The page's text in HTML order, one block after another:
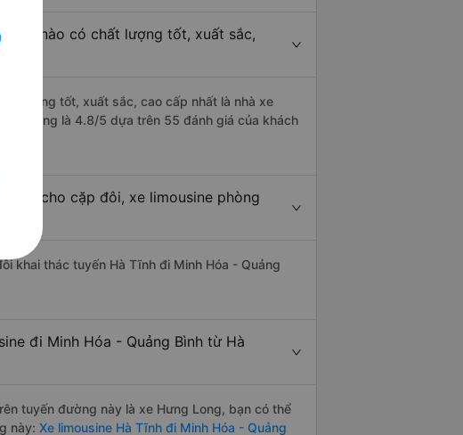
Tĩnh nào có chất lượng tốt, xuất sắc,
lượng tốt, xuất sắc, cao cấp nhất là nhà xe
lượng là 4.8/5 dựa trên 55 đánh giá của khách
cho cặp đôi, xe limousine phòng
khai thác tuyến Hà Tĩnh đi Minh Hóa - Quảng
đi Minh Hóa - Quảng Bình từ Hà
tuyến đường này là xe Hưng Long, bạn có thể
này: Xe limousine Hà Tĩnh đi Minh Hóa - Quảng